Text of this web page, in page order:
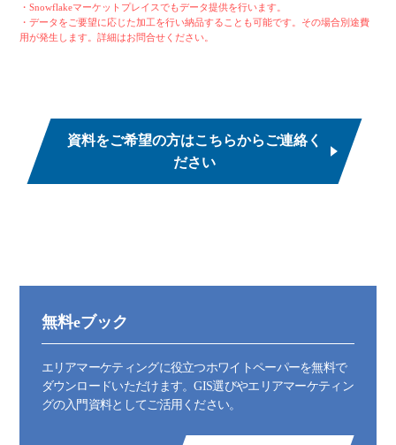
・Snowflakeマーケットプレイスでもデータ提供を行います。
・データをご要望に応じた加工を行い納品することも可能です。その場合別途費
用が発生します。詳細はお問合せください。
資料をご希望の方はこちらからご連絡く
ださい
無料eブック
エリアマーケティングに役立つホワイトペーパーを無料で
ダウンロードいただけます。GIS選びやエリアマーケティン
グの入門資料としてご活用ください。